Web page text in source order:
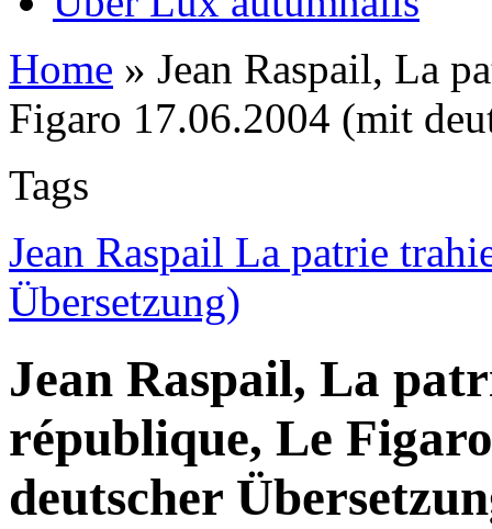
Home » Jean Raspail, La
Figaro 17.06.2004 (mit
Tags
Jean Raspail La patrie
Übersetzung)
Jean Raspail, La
république, Le
deutscher